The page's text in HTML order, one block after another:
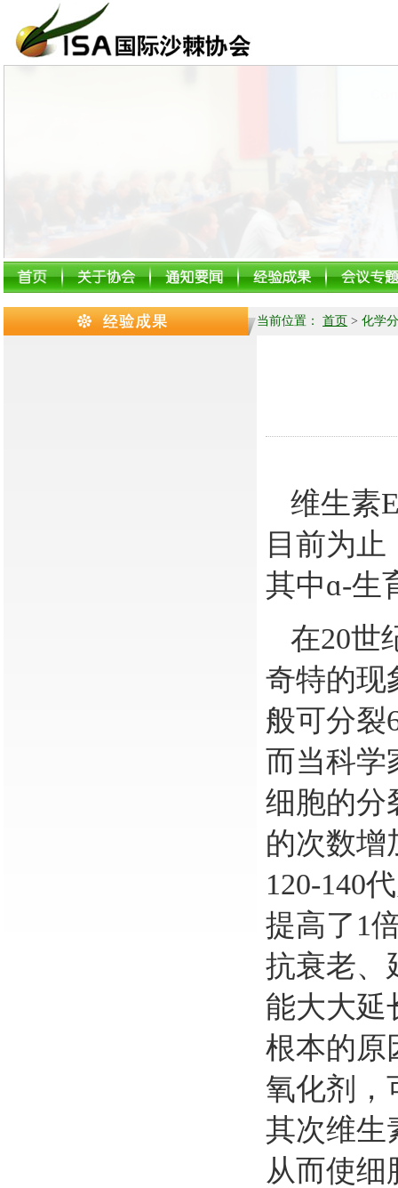
当前位置： 首页 > 化学
维生素
目前为
其中ɑ-生
在20世
奇特的现
般可分裂
而当科学
细胞的分
的次数增
120-140
提高了 1
抗衰老、
能大大延
根本的原
氧化剂，
其次维生
从而使细